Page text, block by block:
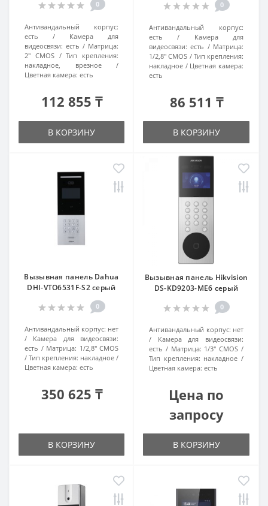
0
Антивандальный корпус:
есть
Камера для
видеосвязи: есть
Матрица:
2" CMOS
Тип крепления:
накладное, врезное
Цветная камера: есть
112 855 ₸
В КОРЗИНУ
0
Антивандальный корпус:
есть
Камера для
видеосвязи: есть
Матрица:
1/2,8" CMOS
Тип крепления:
накладное
Цветная камера:
есть
86 511 ₸
В КОРЗИНУ
Вызывная панель Dahua
DHI-VTO6531F-S2 серый
0
Антивандальный корпус: нет
Камера для видеосвязи:
есть
Матрица: 1/2,8" CMOS
Тип крепления: накладное
Цветная камера: есть
350 625 ₸
В КОРЗИНУ
Вызывная панель Hikvision
DS-KD9203-ME6 серый
0
Антивандальный корпус: нет
Камера для видеосвязи:
есть
Матрица: 1/3" CMOS
Тип крепления: накладное
Цветная камера: есть
Цена по
запросу
В КОРЗИНУ